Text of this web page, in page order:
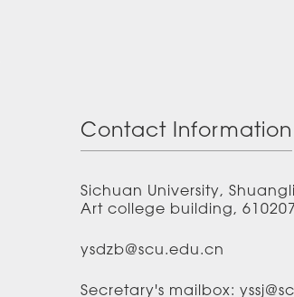
Contact Information
Sichuan University,
Art college building, 610207
ysdzb@scu.edu.cn
Secretary's mailbox: